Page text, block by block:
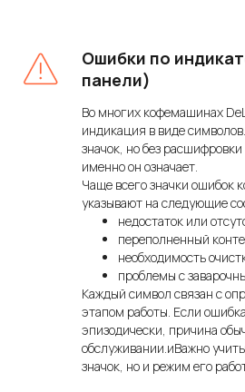
Ошибки по
панели)
Во многих кофемашинах
индикация в виде
значок, но без
именно он означает.
Чаще всего значки ошибок
указывают на следующие
недостаток или
переполненный
необходимость
проблемы с
Каждый символ связан с
этапом работы. Если
эпизодически, причина
обслуживании.иВажно
значок, но и режим его